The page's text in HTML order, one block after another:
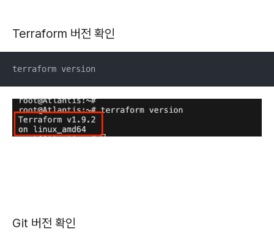
Terraform 버전 확인
terraform version
Git 버전 확인